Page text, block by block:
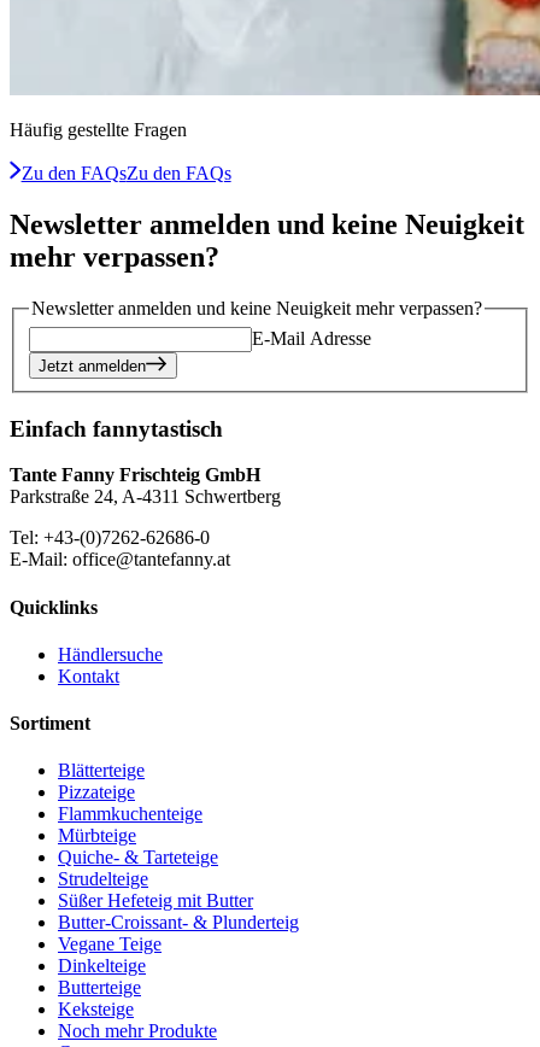
Häufig gestellte Fragen
Zu den FAQsZu den FAQs
Newsletter anmelden und keine Neuigkeit
mehr verpassen?
Newsletter anmelden und keine Neuigkeit mehr verpassen?
E-Mail Adresse
Jetzt anmelden
Einfach fannytastisch
Tante Fanny Frischteig GmbH
Parkstraße 24, A-4311 Schwertberg
Tel: +43-(0)7262-62686-0
E-Mail: office@tantefanny.at
Quicklinks
Händlersuche
Kontakt
Sortiment
Blätterteige
Pizzateige
Flammkuchenteige
Mürbteige
Quiche- & Tarteteige
Strudelteige
Süßer Hefeteig mit Butter
Butter-Croissant- & Plunderteig
Vegane Teige
Dinkelteige
Butterteige
Keksteige
Noch mehr Produkte